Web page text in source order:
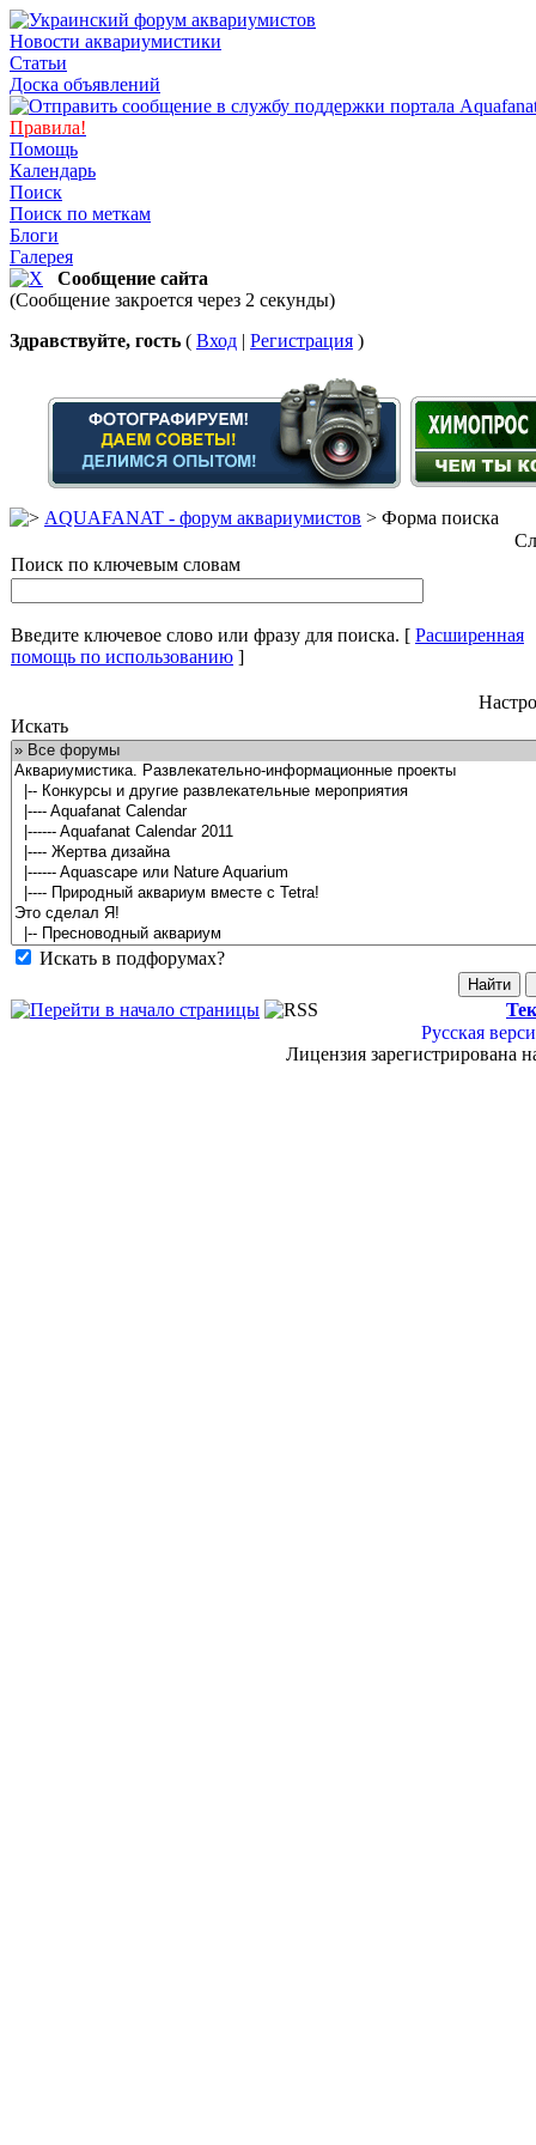
Новости аквариумистики
Статьи
Доска объявлений
Правила!
Помощь
Календарь
Поиск
Поиск по меткам
Блоги
Галерея
Сообщение сайта
(Сообщение закроется через 2 секунды)
Здравствуйте, гость ( Вход | Регистрация )
AQUAFANAT - форум аквариумистов > Форма поиска
Поиск по ключевым словам
Введите ключевое слово или фразу для поиска. [ Расширенная
помощь по использованию ]
Искать
Искать в подфорумах?
Русская
Лицензия зарегистрирована